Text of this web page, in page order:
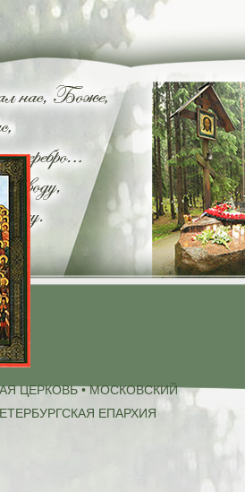
ЦЕРКОВЬ • МОСКОВСКИЙ
ЕПАРХИЯ